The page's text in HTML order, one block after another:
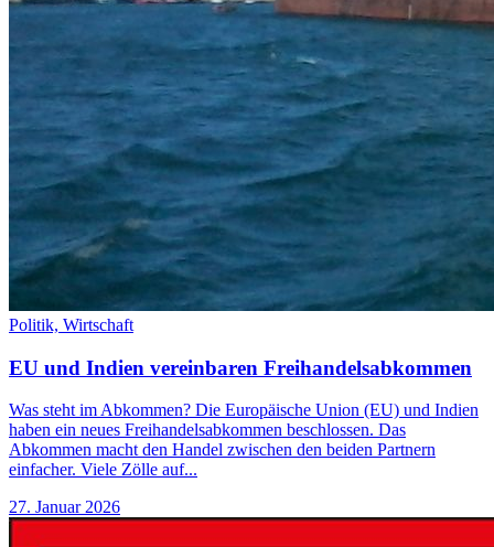
Politik, Wirtschaft
EU und Indien vereinbaren Freihandelsabkommen
Was steht im Abkommen? Die Europäische Union (EU) und Indien
haben ein neues Freihandelsabkommen beschlossen. Das
Abkommen macht den Handel zwischen den beiden Partnern
einfacher. Viele Zölle auf...
27. Januar 2026